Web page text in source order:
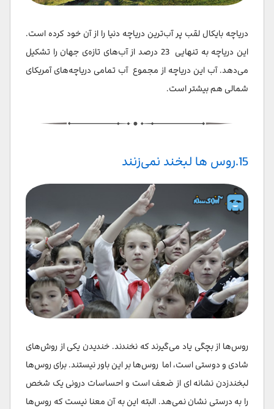
دریاچه بایکال لقب پر آب‌ترین دریاچه دنیا را از آن خود کرده است.
این دریاچه به تنهایی 23 درصد از آب‌های تازه‌ی جهان را تشکیل
می‌دهد. آب این دریاچه از مجموع آب تمامی دریاچه‌های آمریکای
شمالی هم بیشتر است.
15.روس ها لبخند نمی‌زنند
روس‌ها از بچگی یاد می‌گیرند که نخندند. خندیدن یکی از روش‌های
شادی و دوستی است، اما روس‌ها بر این باور نیستند. برای روس‌ها
لبخند‌زدن نشانه ای از ضعف است و احساسات درونی یک شخص
را به درستی نشان نمی‌هد. البته این به آن معنا نیست که روس‌ها